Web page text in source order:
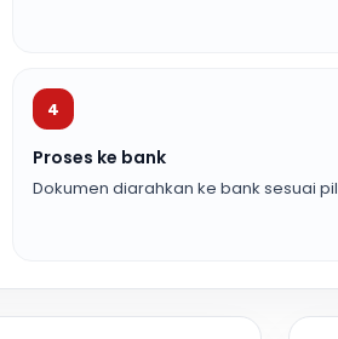
4
Proses ke bank
Dokumen diarahkan ke bank sesuai